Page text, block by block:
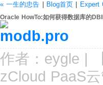
« 一生的忠告 Blog首页| Expert
Oracle HowTo:如何获得数据库的
作者： eygle |
zCloud PaaS